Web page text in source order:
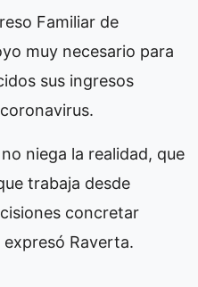
Familiar de
muy necesario para
sus ingresos
niega la realidad, que
trabaja desde
concretar
Raverta.